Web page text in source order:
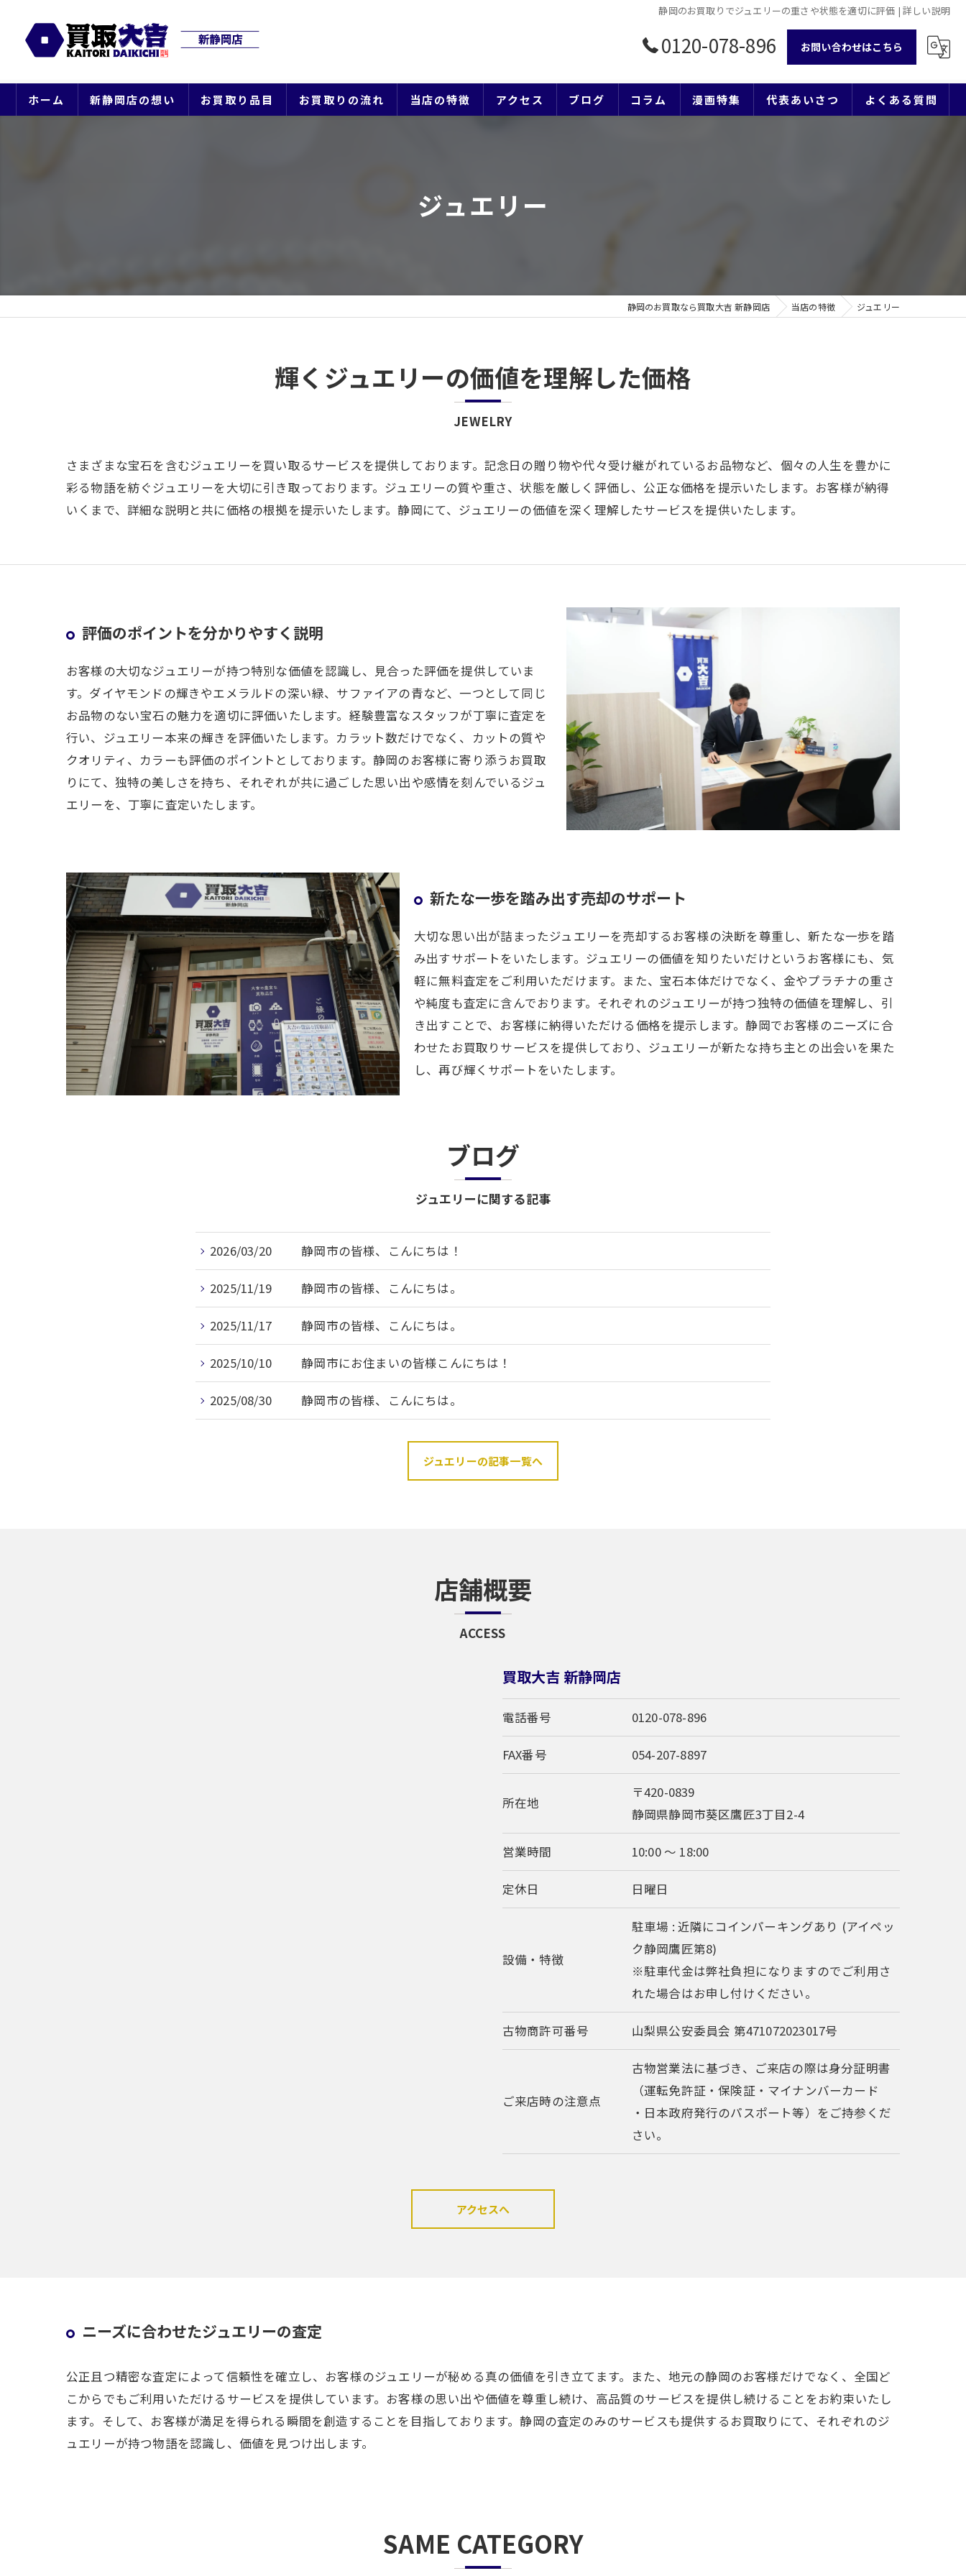
静岡のお買取りでジュエリーの重さや状態を適切に評価 | 詳しい説明
0120-078-896 お問い合わせはこちら
ホーム 新静岡店の想い お買取り品目 お買取りの流れ 当店の特徴
ジュエリー
アクセス ブログ コラム 漫画特集 代表あいさつ よくある質問
ジュエリー
静岡のお買取なら買取大吉 新静岡店 当店の特徴 ジュエリー
輝くジュエリーの価値を理解した価格
JEWELRY
さまざまな宝石を含むジュエリーを買い取るサービスを提供しております。記念日の贈り物や代々受け継がれているお品物など、個々の人生を豊かに
彩る物語を紡ぐジュエリーを大切に引き取っております。ジュエリーの質や重さ、状態を厳しく評価し、公正な価格を提示いたします。お客様が納得
いくまで、詳細な説明と共に価格の根拠を提示いたします。静岡にて、ジュエリーの価値を深く理解したサービスを提供いたします。
評価のポイントを分かりやすく説明
お客様の大切なジュエリーが持つ特別な価値を認識し、見合った評価を提供していま
す。ダイヤモンドの輝きやエメラルドの深い緑、サファイアの青など、一つとして同じ
お品物のない宝石の魅力を適切に評価いたします。経験豊富なスタッフが丁寧に査定を
行い、ジュエリー本来の輝きを評価いたします。カラット数だけでなく、カットの質や
クオリティ、カラーも評価のポイントとしております。静岡のお客様に寄り添うお買取
りにて、独特の美しさを持ち、それぞれが共に過ごした思い出や感情を刻んでいるジュ
エリーを、丁寧に査定いたします。
新たな一歩を踏み出す売却のサポート
大切な思い出が詰まったジュエリーを売却するお客様の決断を尊重し、新たな一歩を踏
み出すサポートをいたします。ジュエリーの価値を知りたいだけというお客様にも、気
軽に無料査定をご利用いただけます。また、宝石本体だけでなく、金やプラチナの重さ
や純度も査定に含んでおります。それぞれのジュエリーが持つ独特の価値を理解し、引
き出すことで、お客様に納得いただける価格を提示します。静岡でお客様のニーズに合
わせたお買取りサービスを提供しており、ジュエリーが新たな持ち主との出会いを果た
し、再び輝くサポートをいたします。
ブログ
ジュエリーに関する記事
2026/03/20 静岡市の皆様、こんにちは！
2025/11/19 静岡市の皆様、こんにちは。
2025/11/17 静岡市の皆様、こんにちは。
2025/10/10 静岡市にお住まいの皆様こんにちは！
2025/08/30 静岡市の皆様、こんにちは。
ジュエリーの記事一覧へ
店舗概要
ACCESS
買取大吉 新静岡店
電話番号 0120-078-896
FAX番号 054-207-8897
所在地
〒420-0839
静岡県静岡市葵区鷹匠3丁目2-4
営業時間 10:00 ～ 18:00
定休日 日曜日
設備・特徴
駐車場 : 近隣にコインパーキングあり (アイペッ
ク静岡鷹匠第8)
※駐車代金は弊社負担になりますのでご利用さ
れた場合はお申し付けください。
古物商許可番号 山梨県公安委員会 第471072023017号
ご来店時の注意点
古物営業法に基づき、ご来店の際は身分証明書
（運転免許証・保険証・マイナンバーカード
・日本政府発行のパスポート等）をご持参くだ
さい。
アクセスへ
ニーズに合わせたジュエリーの査定
公正且つ精密な査定によって信頼性を確立し、お客様のジュエリーが秘める真の価値を引き立てます。また、地元の静岡のお客様だけでなく、全国ど
こからでもご利用いただけるサービスを提供しています。お客様の思い出や価値を尊重し続け、高品質のサービスを提供し続けることをお約束いたし
ます。そして、お客様が満足を得られる瞬間を創造することを目指しております。静岡の査定のみのサービスも提供するお買取りにて、それぞれのジ
ュエリーが持つ物語を認識し、価値を見つけ出します。
SAME CATEGORY